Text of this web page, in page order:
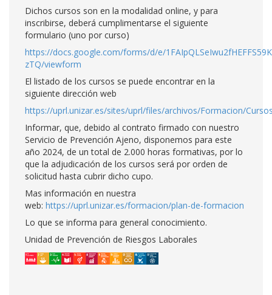
Dichos cursos son en la modalidad online, y para
inscribirse, deberá cumplimentarse el siguiente
formulario (uno por curso)
https://docs.google.com/forms/d/e/
zTQ/viewform
El listado de los cursos se puede encontrar en la
siguiente dirección web
https://uprl.unizar.es/sites/uprl/files/archivos/Formacion/
Informar, que, debido al contrato firmado con nuestro
Servicio de Prevención Ajeno, disponemos para este
año 2024, de un total de 2.000 horas formativas, por lo
que la adjudicación de los cursos será por orden de
solicitud hasta cubrir dicho cupo.
Mas información en nuestra
web: https://uprl.unizar.es/formacion/plan-de-formacion
Lo que se informa para general conocimiento.
Unidad de Prevención de Riesgos Laborales